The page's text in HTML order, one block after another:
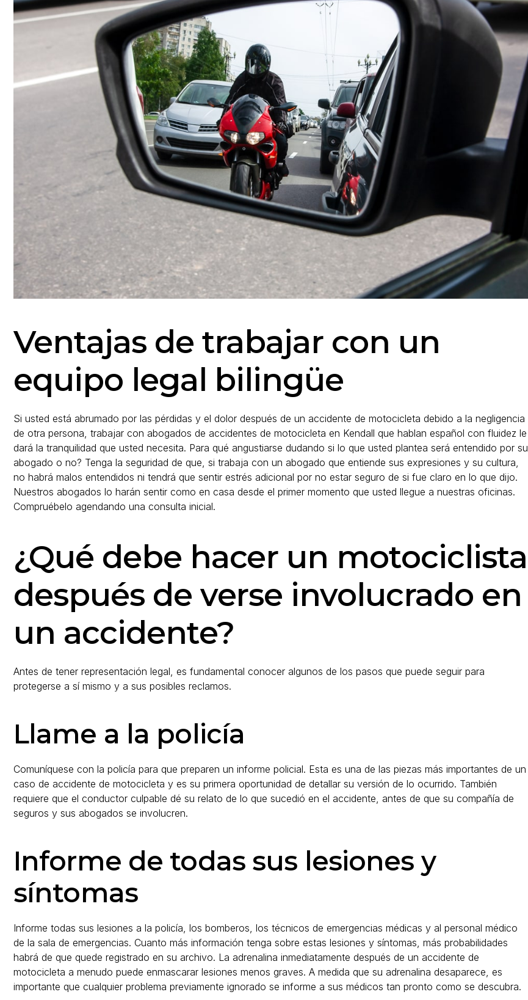
Ventajas de trabajar con un
equipo legal bilingüe
Si usted está abrumado por las pérdidas y el dolor después de un accidente de motocicleta debido a la negligencia
de otra persona, trabajar con abogados de accidentes de motocicleta en Kendall que hablan español con fluidez le
dará la tranquilidad que usted necesita. Para qué angustiarse dudando si lo que usted plantea será entendido por su
abogado o no? Tenga la seguridad de que, si trabaja con un abogado que entiende sus expresiones y su cultura,
no habrá malos entendidos ni tendrá que sentir estrés adicional por no estar seguro de si fue claro en lo que dijo.
Nuestros abogados lo harán sentir como en casa desde el primer momento que usted llegue a nuestras oficinas.
Compruébelo agendando una consulta inicial.
¿Qué debe hacer un motociclista
después de verse involucrado en
un accidente?
Antes de tener representación legal, es fundamental conocer algunos de los pasos que puede seguir para
protegerse a sí mismo y a sus posibles reclamos.
Llame a la policía
Comuníquese con la policía para que preparen un informe policial. Esta es una de las piezas más importantes de un
caso de accidente de motocicleta y es su primera oportunidad de detallar su versión de lo ocurrido. También
requiere que el conductor culpable dé su relato de lo que sucedió en el accidente, antes de que su compañía de
seguros y sus abogados se involucren.
Informe de todas sus lesiones y
síntomas
Informe todas sus lesiones a la policía, los bomberos, los técnicos de emergencias médicas y al personal médico
de la sala de emergencias. Cuanto más información tenga sobre estas lesiones y síntomas, más probabilidades
habrá de que quede registrado en su archivo. La adrenalina inmediatamente después de un accidente de
motocicleta a menudo puede enmascarar lesiones menos graves. A medida que su adrenalina desaparece, es
importante que cualquier problema previamente ignorado se informe a sus médicos tan pronto como se descubra.